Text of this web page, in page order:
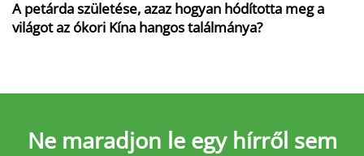
A petárda születése, azaz hogyan hódította meg a
világot az ókori Kína hangos találmánya?
Ne maradjon le egy hírről sem